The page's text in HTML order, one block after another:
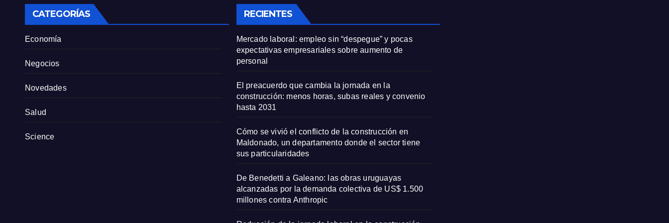
CATEGORÍAS
Economía
Negocios
Novedades
Salud
Science
RECIENTES
Mercado laboral: empleo sin “despegue” y pocas
expectativas empresariales sobre aumento de
personal
El preacuerdo que cambia la jornada en la
construcción: menos horas, subas reales y convenio
hasta 2031
Cómo se vivió el conflicto de la construcción en
Maldonado, un departamento donde el sector tiene
sus particularidades
De Benedetti a Galeano: las obras uruguayas
alcanzadas por la demanda colectiva de US$ 1.500
millones contra Anthropic